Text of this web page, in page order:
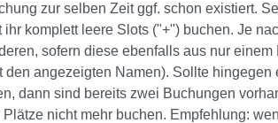
zur selben Zeit ggf. schon existiert.
ihr komplett leere Slots ("+") buchen. Je
sofern diese ebenfalls aus nur
den angezeigten Namen). Sollte hingegen
dann sind bereits zwei Buchungen
nicht mehr buchen. Empfehlung: